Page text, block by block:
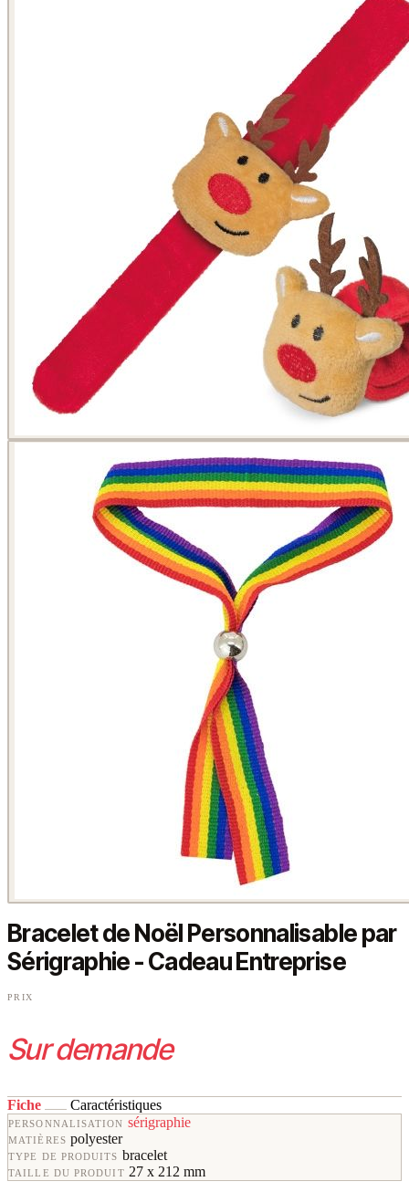
Bracelet de Noël Personnalisable par
Sérigraphie - Cadeau Entreprise
PRIX
Sur demande
Fiche Caractéristiques
PERSONNALISATION sérigraphie
MATIÈRES polyester
TYPE DE PRODUITS bracelet
TAILLE DU PRODUIT 27 x 212 mm